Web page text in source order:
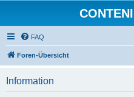
FAQ
Foren-Übersicht
Information